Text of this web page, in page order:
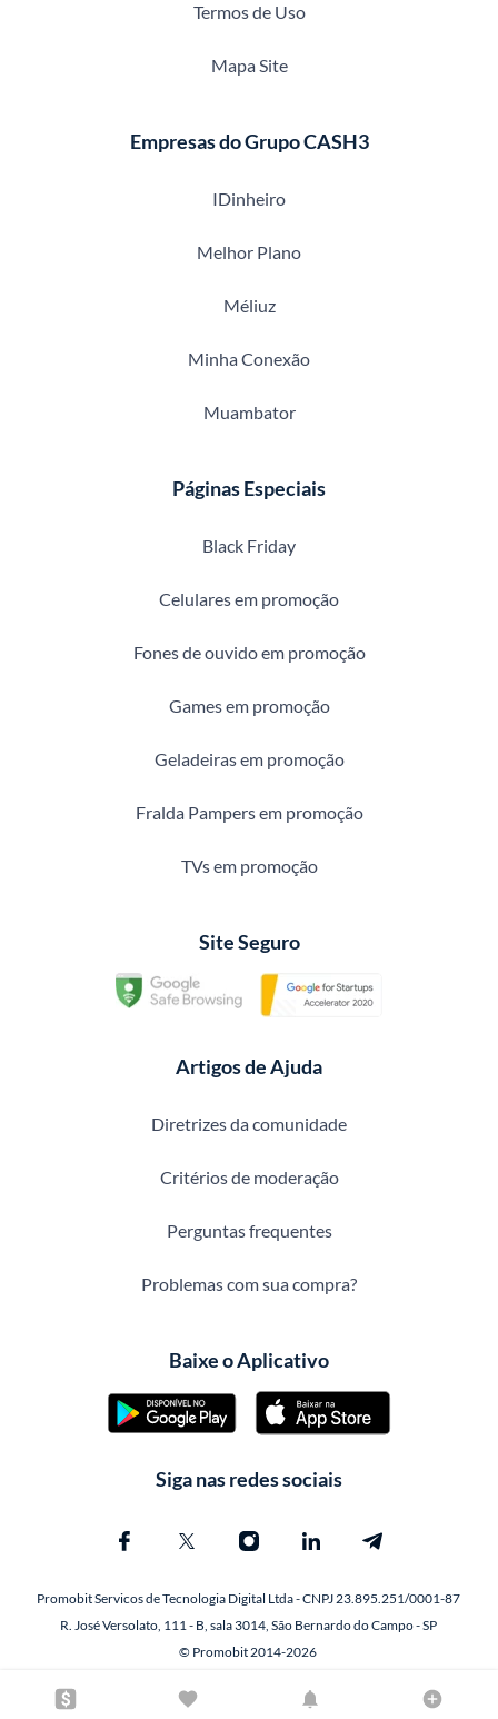
Termos de Uso
Mapa Site
Empresas do Grupo CASH3
IDinheiro
Melhor Plano
Méliuz
Minha Conexão
Muambator
Páginas Especiais
Black Friday
Celulares em promoção
Fones de ouvido em promoção
Games em promoção
Geladeiras em promoção
Fralda Pampers em promoção
TVs em promoção
Site Seguro
Artigos de Ajuda
Diretrizes da comunidade
Critérios de moderação
Perguntas frequentes
Problemas com sua compra?
Baixe o Aplicativo
Siga nas redes sociais
Promobit Servicos de Tecnologia Digital Ltda - CNPJ 23.895.251/0001-87
R. José Versolato, 111 - B, sala 3014, São Bernardo do Campo - SP
© Promobit 2014-2026